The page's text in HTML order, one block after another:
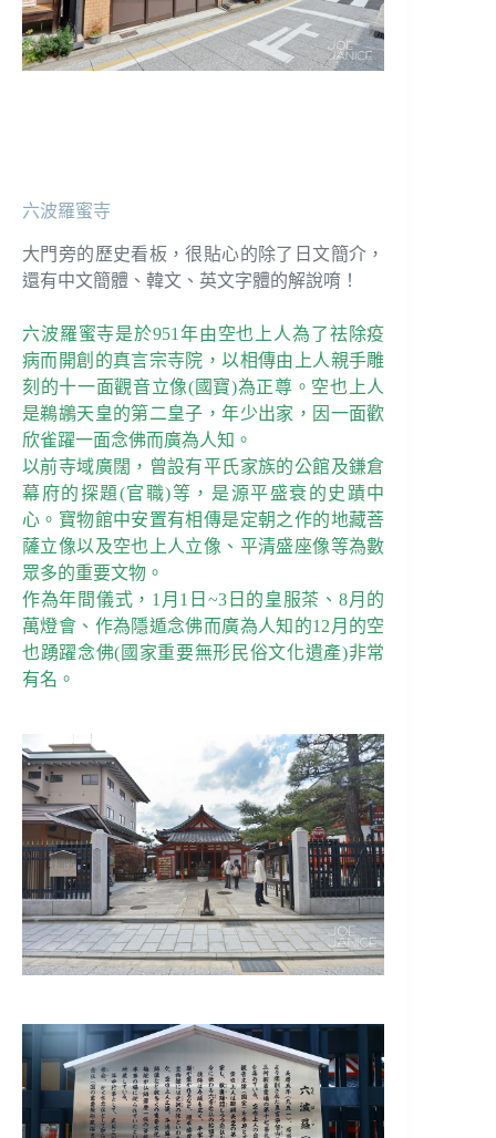
六波羅蜜寺
大門旁的歷史看板，很貼心的除了日文簡介，
還有中文簡體、韓文、英文字體的解說唷！
六波羅蜜寺是於951年由空也上人為了祛除疫
病而開創的真言宗寺院，以相傳由上人親手雕
刻的十一面觀音立像(國寶)為正尊。空也上人
是鵜鶘天皇的第二皇子，年少出家，因一面歡
欣雀躍一面念佛而廣為人知。
以前寺域廣闊，曾設有平氏家族的公館及鎌倉
幕府的探題(官職)等，是源平盛衰的史蹟中
心。寶物館中安置有相傳是定朝之作的地藏菩
薩立像以及空也上人立像、平清盛座像等為數
眾多的重要文物。
作為年間儀式，1月1日~3日的皇服茶、8月的
萬燈會、作為隱遁念佛而廣為人知的12月的空
也踴躍念佛(國家重要無形民俗文化遺產)非常
有名。